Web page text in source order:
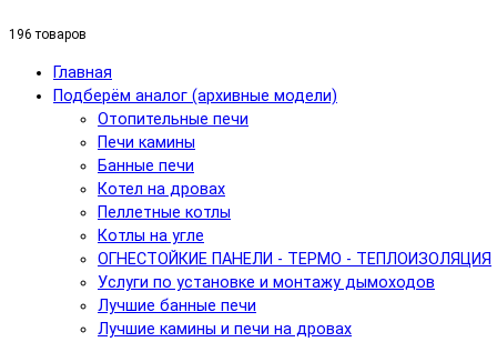
196 товаров
Главная
Подберём аналог (архивные модели)
Отопительные печи
Печи камины
Банные печи
Котел на дровах
Пеллетные котлы
Котлы на угле
ОГНЕСТОЙКИЕ ПАНЕЛИ - ТЕРМО - ТЕПЛОИЗОЛЯЦИЯ
Услуги по установке и монтажу дымоходов
Лучшие банные печи
Лучшие камины и печи на дровах